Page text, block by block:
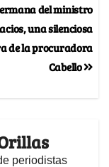
del ministro
una silenciosa
de la procuradora
Cabello
periodistas